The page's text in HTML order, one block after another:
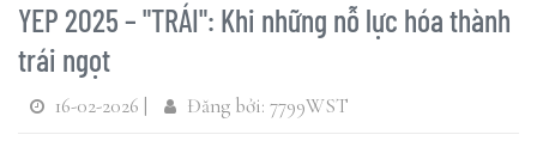
YEP 2025 – "TRÁI": Khi những nỗ lực hóa thành
trái ngọt
16-02-2026 | Đăng bởi: 7799WST